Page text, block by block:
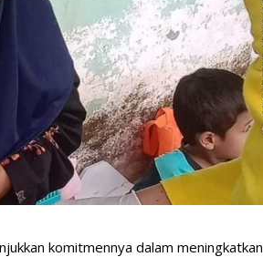
komitmennya dalam meningkatkan